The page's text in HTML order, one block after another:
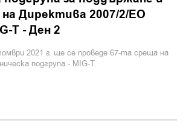
на Директива 2007/2/ЕО
T - Ден 2
2021 г. ще се проведе 67-та среща на
подгрупа - MIG-T.